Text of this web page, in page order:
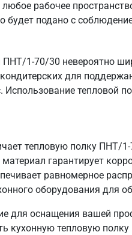
рабочее
будет подано с
1-70/30 невероятно
для
тепловой
тепловую полку
гарантирует
равномерное
оборудования для
для оснащения вашей
кухонную тепловую